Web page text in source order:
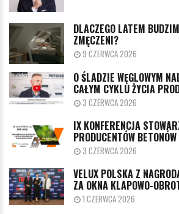
DLACZEGO LATEM
ZMĘCZENI?
9 CZERWCA 2026
O ŚLADZIE WĘGLOWYM
CAŁYM CYKLU ŻYCIA
3 CZERWCA 2026
IX KONFERENCJA
PRODUCENTÓW
3 CZERWCA 2026
VELUX POLSKA Z
ZA OKNA KLAPOWO-
1 CZERWCA 2026